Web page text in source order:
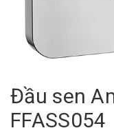
Đầu sen
FFASS054